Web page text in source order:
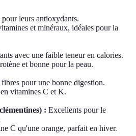
leurs antioxydants.
et minéraux, idéales pour la
avec une faible teneur en calories.
et bonne pour la peau.
pour une bonne digestion.
vitamines C et K.
: Excellents pour le
C qu'une orange, parfait en hiver.